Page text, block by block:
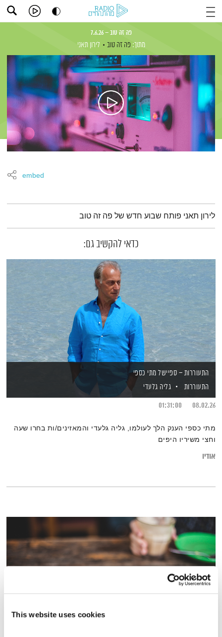
This website uses cookies
פה זה טוב – 7.6.26
מתוך: פה זה טוב לירון תאני
embed
תמצית הפודקאסט
לירון תאני פותח שבוע חדש של פה זה טוב
כדאי להקשיב גם:
התעוררות – ספיישל מתי כספי
התעוררות
גליה גלעדי
08.02.26
01:31:00
מתי כספי הענק הלך לעולמו, גליה גלעדי והמאזינים/ות בחרו שעה
וחצי משיריו היפים
אודיו